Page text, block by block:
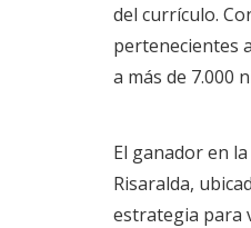
del currículo.
pertenecientes
a más de 7.000
El ganador en
Risaralda,
estrategia para